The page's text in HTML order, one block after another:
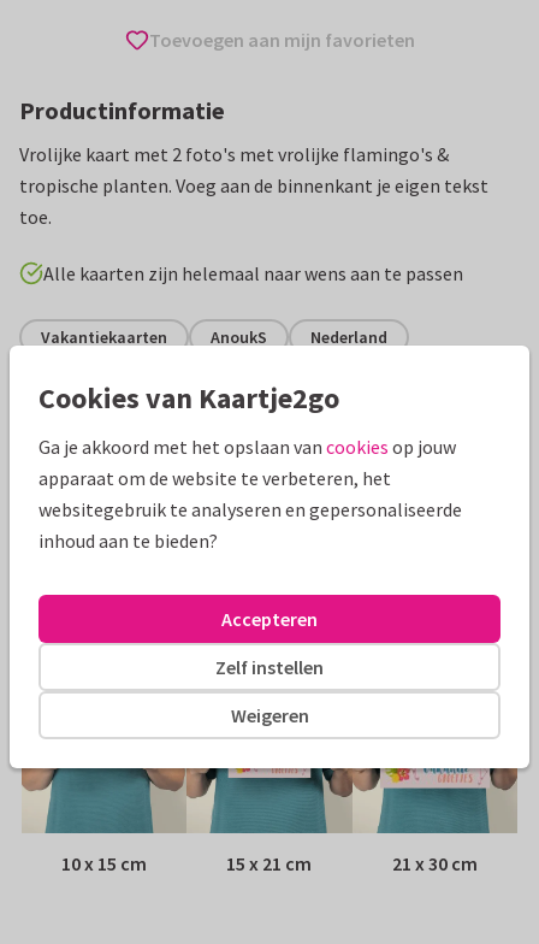
Toevoegen aan mijn favorieten
Productinformatie
Vrolijke kaart met 2 foto's met vrolijke flamingo's &
tropische planten. Voeg aan de binnenkant je eigen tekst
toe.
Alle kaarten zijn helemaal naar wens aan te passen
Vakantiekaarten AnoukS Nederland
Specificaties bij deze kaart
Papiersoort: Kies uit 6 luxe papiersoorten
Witte vensterenvelop
Formaten
10 x 15 cm 15 x 21 cm 21 x 30 cm
Cookies van Kaartje2go
Ga je akkoord met het opslaan van cookies op jouw
apparaat om de website te verbeteren, het
websitegebruik te analyseren en gepersonaliseerde
inhoud aan te bieden?
Weigeren
Zelf instellen
Accepteren